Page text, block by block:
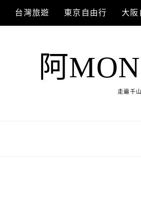
台灣旅遊 東京自由行 大阪
阿
走遍千